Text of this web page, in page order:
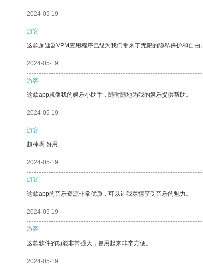
2024-05-19
游客
这款加速器VPM应用程序已经为我们带来了无限的隐私保护和自由。
2024-05-19
游客
这款app就像我的娱乐小助手，随时随地为我的娱乐提供帮助。
2024-05-19
游客
超棒啊 好用
2024-05-19
游客
这款app的音乐资源非常优质，可以让我尽情享受音乐的魅力。
2024-05-19
游客
这款软件的功能非常强大，使用起来非常方便。
2024-05-19